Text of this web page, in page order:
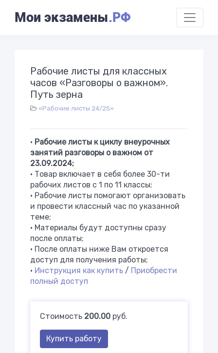
Мои экзамены.РФ
Рабочие листы для классных
часов «Разговоры о важном».
Путь зерна
«Рабочие листы 24/25»
• Рабочие листы к циклу внеурочных
занятий разговоры о важном от
23.09.2024;
• Товар включает в себя более 30-ти
рабочих листов с 1 по 11 классы;
• Рабочие листы помогают организовать
и провести классный час по указанной
теме;
• Материалы будут доступны сразу
после оплаты;
• После оплаты ниже Вам откроется
доступ для получения работы;
• Инструкция как купить / Приобрести
полный доступ
Стоимость 200.00 руб.
Купить работу